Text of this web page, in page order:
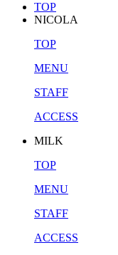
TOP
NICOLA
TOP
MENU
STAFF
ACCESS
MILK
TOP
MENU
STAFF
ACCESS